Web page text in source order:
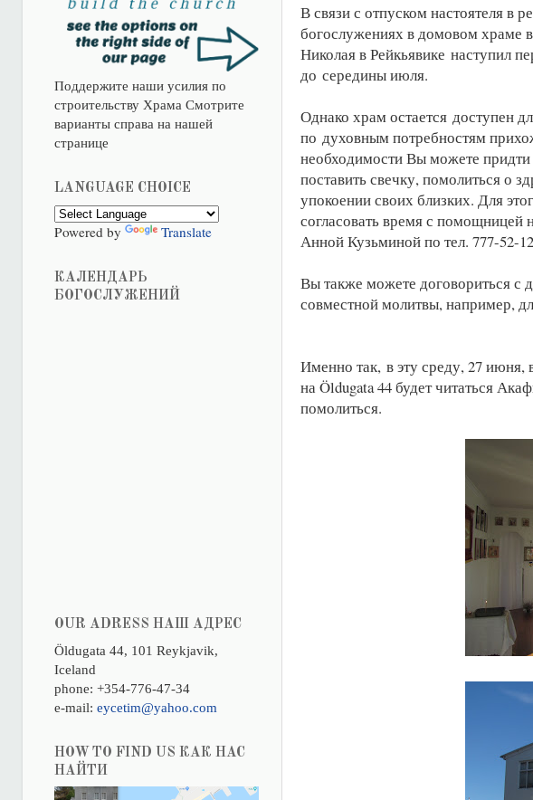
В связи с отпуском настоятеля в
богослужениях в домовом храме
Николая в Рейкьявике наступил
до середины июля.
Однако храм остается доступен
по духовным потребностям
необходимости Вы можете
поставить свечку, помолиться о
упокоении своих близких. Для
согласовать время с помощницей
Анной Кузьминой по тел. 777-52-
Вы также можете договориться с
совместной молитвы, например,
Именно так, в эту среду, 27
на Öldugata 44 будет читаться
помолиться.
Поддержите наши усилия по
строительству Храма Смотрите
варианты справа на нашей
странице
LANGUAGE CHOICE
Powered by Translate
КАЛЕНДАРЬ
БОГОСЛУЖЕНИЙ
OUR ADRESS НАШ АДРЕС
Öldugata 44, 101 Reykjavik,
Iceland
phone: +354-776-47-34
e-mail: eycetim@yahoo.com
HOW TO FIND US КАК НАС
НАЙТИ